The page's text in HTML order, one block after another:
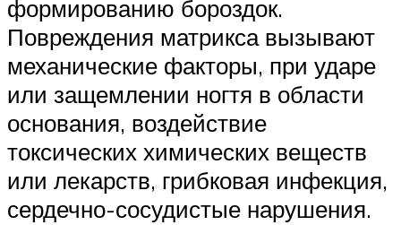
формированию бороздок.
Повреждения матрикса вызывают
механические факторы, при ударе
или защемлении ногтя в области
основания, воздействие
токсических химических веществ
или лекарств, грибковая инфекция,
сердечно-сосудистые нарушения.